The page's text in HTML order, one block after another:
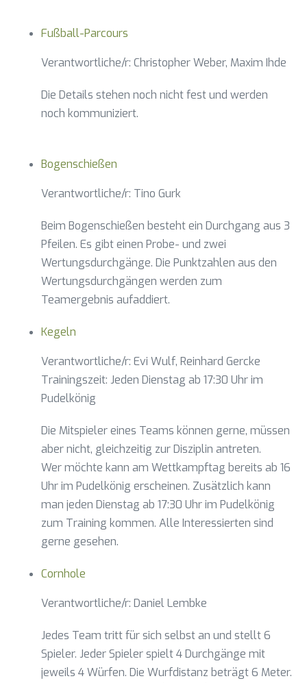
Fußball-Parcours
Verantwortliche/r: Christopher Weber, Maxim Ihde
Die Details stehen noch nicht fest und werden
noch kommuniziert.
Bogenschießen
Verantwortliche/r: Tino Gurk
Beim Bogenschießen besteht ein Durchgang aus 3
Pfeilen. Es gibt einen Probe- und zwei
Wertungsdurchgänge. Die Punktzahlen aus den
Wertungsdurchgängen werden zum
Teamergebnis aufaddiert.
Kegeln
Verantwortliche/r: Evi Wulf, Reinhard Gercke
Trainingszeit: Jeden Dienstag ab 17:30 Uhr im
Pudelkönig
Die Mitspieler eines Teams können gerne, müssen
aber nicht, gleichzeitig zur Disziplin antreten.
Wer möchte kann am Wettkampftag bereits ab 16
Uhr im Pudelkönig erscheinen. Zusätzlich kann
man jeden Dienstag ab 17:30 Uhr im Pudelkönig
zum Training kommen. Alle Interessierten sind
gerne gesehen.
Cornhole
Verantwortliche/r: Daniel Lembke
Jedes Team tritt für sich selbst an und stellt 6
Spieler. Jeder Spieler spielt 4 Durchgänge mit
jeweils 4 Würfen. Die Wurfdistanz beträgt 6 Meter.